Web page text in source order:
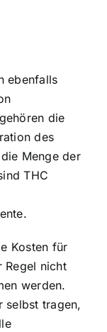
ebenfalls
die
des
Menge der
THC
Kosten für
Regel nicht
werden.
selbst tragen,